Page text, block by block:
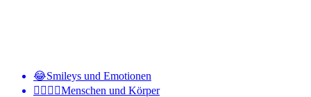
😂Smileys und Emotionen
👩‍❤️‍💋‍👨Menschen und Körper